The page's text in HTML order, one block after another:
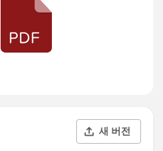
새 버전